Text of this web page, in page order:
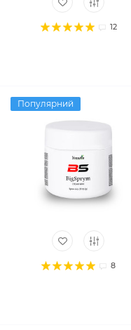
12
Популярний
8